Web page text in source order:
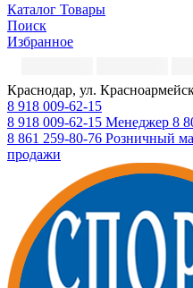
Каталог Товары
Поиск
Избранное
Краснодар, ул.
8 918 009-62-15
8 918 009-62-15 Менеджер 8
8 861 259-80-76 Розничный
продажи